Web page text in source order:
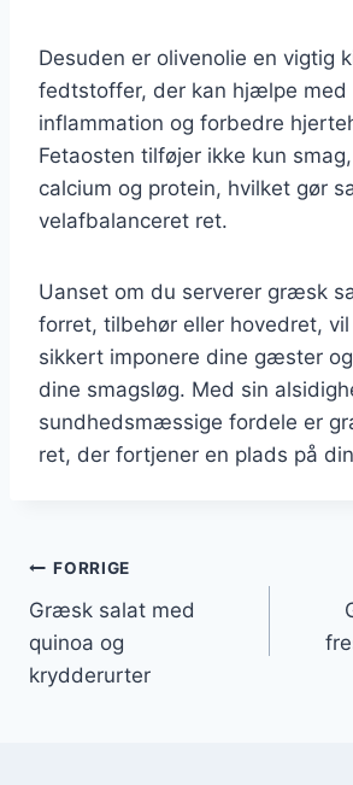
Desuden er olivenolie en vigtig
fedtstoffer, der kan hjælpe med
inflammation og forbedre
Fetaosten tilføjer ikke kun
calcium og protein, hvilket gør
velafbalanceret ret.
Uanset om du serverer græsk
forret, tilbehør eller hovedret,
sikkert imponere dine gæster
dine smagsløg. Med sin
sundhedsmæssige fordele er
ret, der fortjener en plads på
Indlægsnavigation
FORRIGE
Græsk salat med
quinoa og
krydderurter